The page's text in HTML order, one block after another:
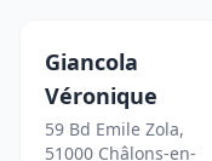
Giancola
Véronique
59 Bd Emile Zola,
51000 Châlons-en-